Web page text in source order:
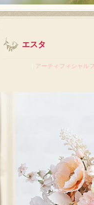
エスタ
アーティフィシャル